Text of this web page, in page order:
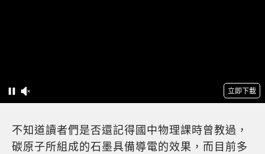
不知道讀者們是否還記得國中物理課時曾教過，
碳原子所組成的石墨具備導電的效果，而目前多